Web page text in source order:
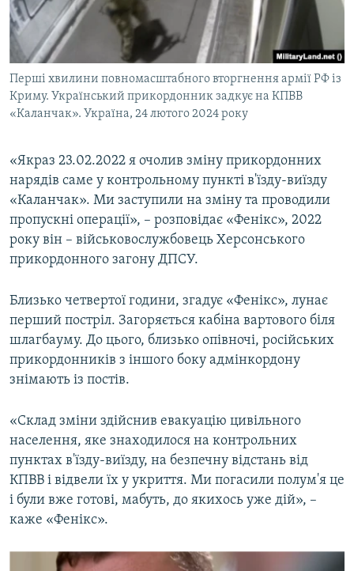
Перші хвилини повномасштабного вторгнення армії РФ із
Криму. Український прикордонник задкує на КПВВ
«Каланчак». Україна, 24 лютого 2024 року
«Якраз 23.02.2022 я очолив зміну прикордонних
нарядів саме у контрольному пункті в'їзду-виїзду
«Каланчак». Ми заступили на зміну та проводили
пропускні операції», – розповідає «Фенікс», 2022
року він – військовослужбовець Херсонського
прикордонного загону ДПСУ.
Близько четвертої години, згадує «Фенікс», лунає
перший постріл. Загоряється кабіна вартового біля
шлагбауму. До цього, близько опівночі, російських
прикордонників з іншого боку адмінкордону
знімають із постів.
«Склад зміни здійснив евакуацію цивільного
населення, яке знаходилося на контрольних
пунктах в'їзду-виїзду, на безпечну відстань від
КПВВ і відвели їх у укриття. Ми погасили полум'я це
і були вже готові, мабуть, до якихось уже дій», –
каже «Фенікс».